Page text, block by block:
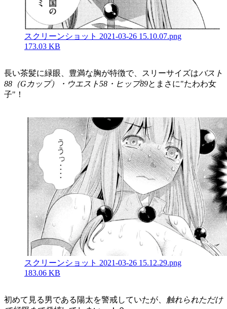
スクリーンショット 2021-03-26 15.10.07.png
173.03 KB
長い茶髪に緑眼、豊満な胸が特徴で、スリーサイズはバスト
88（Gカップ）・ウエスト58・ヒップ89とまさに"たわわ女
子"！
スクリーンショット 2021-03-26 15.12.29.png
183.06 KB
初めて見る男である陽太を警戒していたが、 触れられただけ